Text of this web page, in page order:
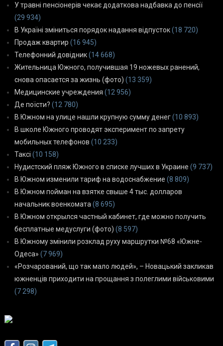
У травні пенсіонерів чекає додаткова надбавка до пенсії
(29 934)
В Україні зміниться порядок надання відпусток(18 720)
Продаж квартир (16 945)
Телефонний довідник(14 668)
Жительница Южного, получившая 19 ножевых ранений,
снова опасается за жизнь (фото) (13 359)
Медицинские учреждения (12 956)
Де поїсти? (12 780)
В Южном на улице нашли крупную сумму денег(10 893)
В школе Южного проводят эксперимент по запрету
мобильных телефонов (10 233)
Таксі (10 158)
Нудистский пляж Южного в списке лучших в Украине (9 737)
В Южном изменили тариф на водоснабжение (8 809)
В Южном пойман на взятке свыше 4 тыс. долларов
начальник военкомата (8 695)
В Южном открылся частный кабинет, где можно получить
бесплатные медуслуги (фото) (8 597)
В Южному змінили розклад руху маршрутки №68 «Южне-
Одеса» (7 969)
«Розчарований, що так мало людей», – Новацький закликав
южненців приходити на прощання з полеглими військовими
(7 298)